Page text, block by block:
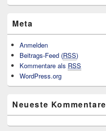
Meta
Anmelden
Beitrags-Feed (RSS)
Kommentare als RSS
WordPress.org
Neueste Kommentare